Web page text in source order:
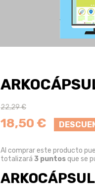
22,29 €
18,50 €
Al comprar este producto
totalizará 3 puntosque se